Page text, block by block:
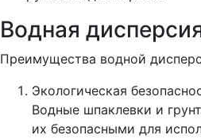
Водная
Преимущества водной
Экологическая
Водные шпаклевки и
их безопасными для